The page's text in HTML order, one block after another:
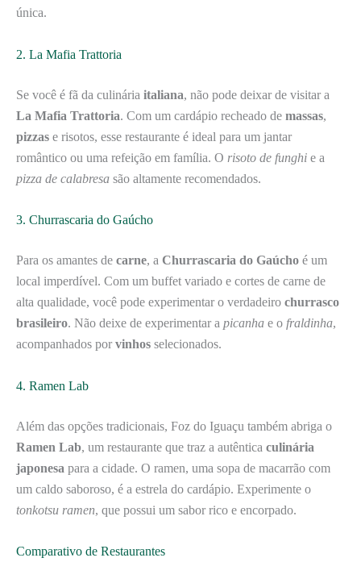
única.
2. La Mafia Trattoria
Se você é fã da culinária italiana, não pode deixar de visitar a
La Mafia Trattoria. Com um cardápio recheado de massas,
pizzas e risotos, esse restaurante é ideal para um jantar
romântico ou uma refeição em família. O risoto de funghi e a
pizza de calabresa são altamente recomendados.
3. Churrascaria do Gaúcho
Para os amantes de carne, a Churrascaria do Gaúcho é um
local imperdível. Com um buffet variado e cortes de carne de
alta qualidade, você pode experimentar o verdadeiro churrasco
brasileiro. Não deixe de experimentar a picanha e o fraldinha,
acompanhados por vinhos selecionados.
4. Ramen Lab
Além das opções tradicionais, Foz do Iguaçu também abriga o
Ramen Lab, um restaurante que traz a autêntica culinária
japonesa para a cidade. O ramen, uma sopa de macarrão com
um caldo saboroso, é a estrela do cardápio. Experimente o
tonkotsu ramen, que possui um sabor rico e encorpado.
Comparativo de Restaurantes